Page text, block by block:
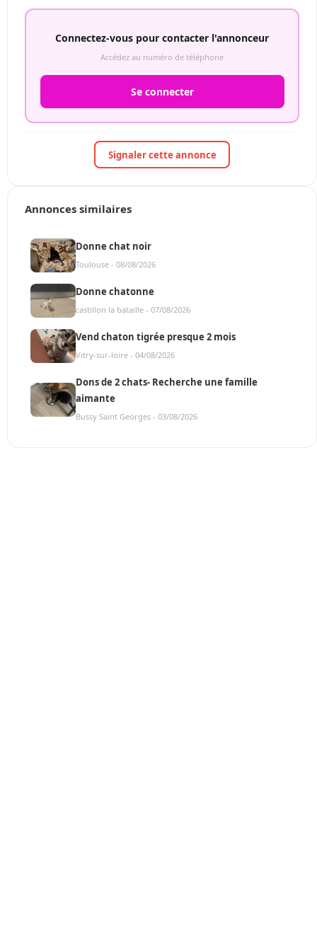
Connectez-vous pour contacter l'annonceur
Accédez au numéro de téléphone
Se connecter
Signaler cette annonce
Annonces similaires
Donne chat noir
Toulouse - 08/08/2026
Donne chatonne
castillon la bataille - 07/08/2026
Vend chaton tigrée presque 2 mois
Vitry-sur-loire - 04/08/2026
Dons de 2 chats- Recherche une famille
aimante
Bussy Saint Georges - 03/08/2026